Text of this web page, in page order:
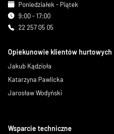
Poniedziałek - Piątek
9:00 - 17:00
22 257 05 05
Opiekunowie klientów hurtowych
Jakub Kądzioła
Katarzyna Pawlicka
Jarosław Wodyński
Wsparcie techniczne